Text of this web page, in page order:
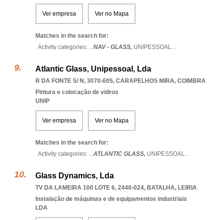
Ver empresa Ver no Mapa
Matches in the search for:
Activity categories: ...NAV - GLASS, UNIPESSOAL...
Atlantic Glass, Unipessoal, Lda
R DA FONTE S/ N, 3070-605, CARAPELHOS MIRA, COIMBRA
Pintura e colocação de vidros
UNIP
Ver empresa Ver no Mapa
Matches in the search for:
Activity categories: ...ATLANTIC GLASS, UNIPESSOAL...
Glass Dynamics, Lda
TV DA LAMEIRA 100 LOTE 6, 2440-024, BATALHA, LEIRIA
Instalação de máquinas e de equipamentos industriais
LDA